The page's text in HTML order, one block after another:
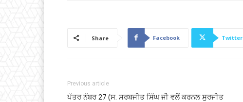
Share Facebook Twitter
Previous article
ਪੱਤਰ ਨੰਬਰ 27 (ਸ. ਸਰਬਜੀਤ ਸਿੰਘ ਜੀ ਵਲੋਂ ਕਰਨਲ ਸੁਰਜੀਤ